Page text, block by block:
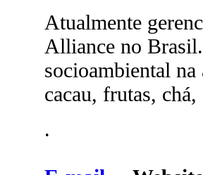
Atualmente
Alliance no
socioambiental
cacau, frutas,
.